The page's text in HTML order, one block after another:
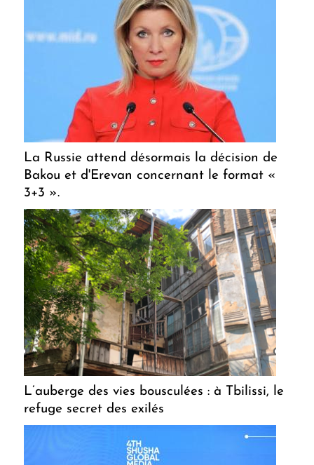
La Russie attend désormais la décision de
Bakou et d'Erevan concernant le format «
3+3 ».
L’auberge des vies bousculées : à Tbilissi, le
refuge secret des exilés